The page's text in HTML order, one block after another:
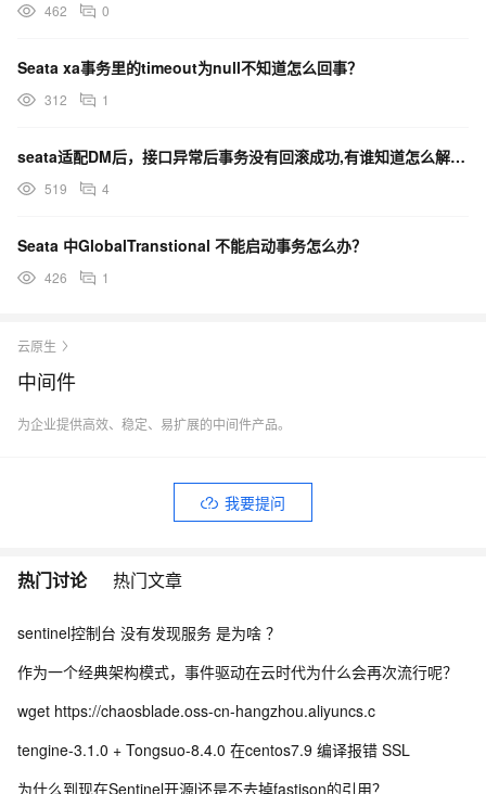
462 0
Seata xa事务里的timeout为null不知道怎么回事？
312 1
seata适配DM后，接口异常后事务没有回滚成功,有谁知道怎么解决么？
519 4
Seata 中GlobalTranstional 不能启动事务怎么办？
426 1
云原生
中间件
为企业提供高效、稳定、易扩展的中间件产品。
我要提问
热门讨论 热门文章
sentinel控制台 没有发现服务 是为啥 ？
作为一个经典架构模式，事件驱动在云时代为什么会再次流行呢？
wget https://chaosblade.oss-cn-hangzhou.aliyuncs.c
tengine-3.1.0 + Tongsuo-8.4.0 在centos7.9 编译报错 SSL
为什么到现在Sentinel开源l还是不去掉fastjson的引用？